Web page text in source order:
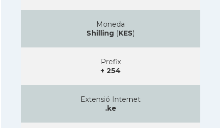
Moneda
Shilling (KES)
Prefix
+ 254
Extensió Internet
.ke